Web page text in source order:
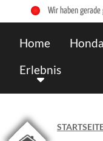
Wir haben
Home
Erlebnis